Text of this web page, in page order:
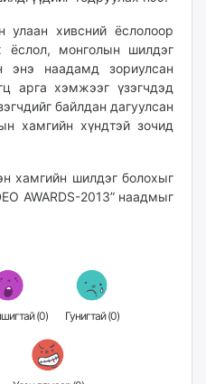
хивсний ёслолоор
ёслол, монголын шилдэг
энэ наадамд зориулсан
арга хэмжээг үзэгчдэд
байлдан дагуулсан
хамгийн хүндтэй зочид
хамгийн шилдэг болохыг
AWARDS-2013” наадмыг
Гайхамшигтай (0) Гунигтай (0)